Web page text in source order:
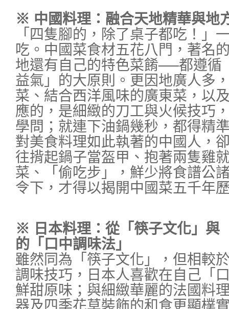
※ 中國料理：融合天地精華與地
「四隻腳的，除了桌子都吃！」
吃。中國菜食材五花八門，著名
地還有自己的特色菜餚──都遵循
益氣」的大原則。更因地廣人多
菜、結合西洋風味的廣東菜，以
應的，是細緻的刀工與火候技巧
學問；就連下油鍋幾秒，都得精
對美食料理如此執著的中國人，
往揹起鍋子當盔甲、抱著兩隻雞
菜、「偷吃步」，鮮少將食譜公
令下，才得以揭開中國菜五千
※ 日本料理：從「筷子文化」與
的「口中調味法」
雖然同為「筷子文化」，但相較
調味技巧，日本人喜歡在自己「
鮮甜原味；與細緻華麗的法國料
器及四季花草裝飾的和食更顯樸